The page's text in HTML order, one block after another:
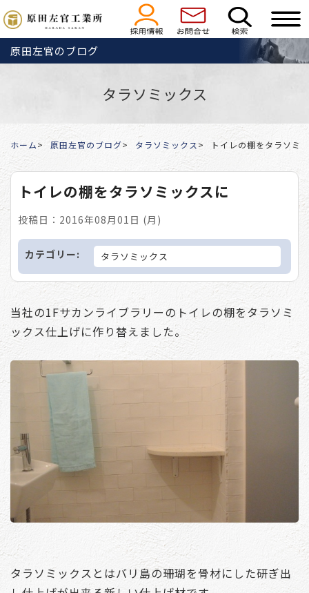
原田左官のブログ
タラソミックス
ホーム 原田左官のブログ タラソミックス トイレの棚をタラソミ
トイレの棚をタラソミックスに
投稿日：2016年08月01日 (月)
カテゴリー: タラソミックス
当社の1Fサカンライブラリーのトイレの棚をタラソミ
ックス仕上げに作り替えました。
タラソミックスとはバリ島の珊瑚を骨材にした研ぎ出